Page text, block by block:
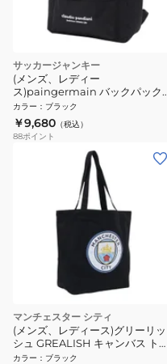
サッカージャンキー
(メンズ、レディー
ス)paingermain バックパック
CP24D79-02
カラー ： ブラック
￥9,680 （税込）
88ポイント
マンチェスター シティ
(メンズ、レディース)グリーリッ
シュ GREALISH キャンバス トー
トバッグ MCI-TTB01 BLACK
カラー ： ブラック